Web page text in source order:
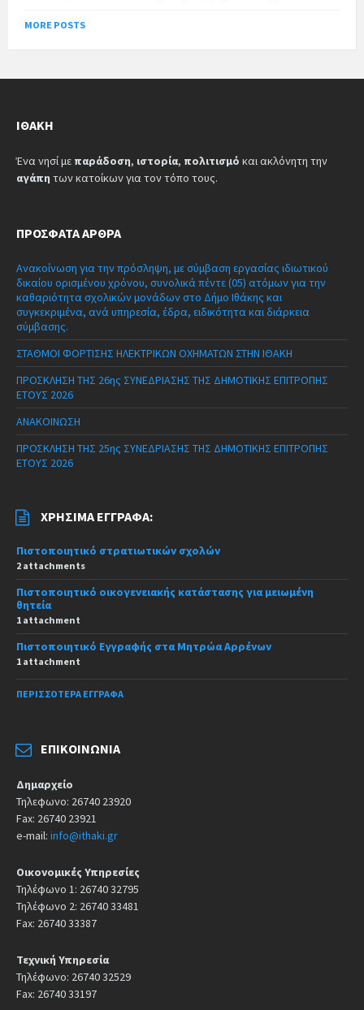
MORE POSTS
ΙΘΆΚΗ
Ένα νησί με παράδοση, ιστορία, πολιτισμό και ακλόνητη την
αγάπη των κατοίκων για τον τόπο τους.
ΠΡΌΣΦΑΤΑ ΆΡΘΡΑ
Ανακοίνωση για την πρόσληψη, με σύμβαση εργασίας ιδιωτικού
δικαίου ορισμένου χρόνου, συνολικά πέντε (05) ατόμων για την
καθαριότητα σχολικών μονάδων στο Δήμο Ιθάκης και
συγκεκριμένα, ανά υπηρεσία, έδρα, ειδικότητα και διάρκεια
σύμβασης.
ΣΤΑΘΜΟΙ ΦΟΡΤΙΣΗΣ ΗΛΕΚΤΡΙΚΩΝ ΟΧΗΜΑΤΩΝ ΣΤΗΝ ΙΘΑΚΗ
ΠΡΟΣΚΛΗΣΗ ΤΗΣ 26ης ΣΥΝΕΔΡΙΑΣΗΣ ΤΗΣ ΔΗΜΟΤΙΚΗΣ ΕΠΙΤΡΟΠΗΣ
ΕΤΟΥΣ 2026
ΑΝΑΚΟΙΝΩΣΗ
ΠΡΟΣΚΛΗΣΗ ΤΗΣ 25ης ΣΥΝΕΔΡΙΑΣΗΣ ΤΗΣ ΔΗΜΟΤΙΚΗΣ ΕΠΙΤΡΟΠΗΣ
ΕΤΟΥΣ 2026
ΧΡΉΣΙΜΑ ΈΓΓΡΑΦΑ:
Πιστοποιητικό στρατιωτικών σχολών
2 attachments
Πιστοποιητικό οικογενειακής κατάστασης για μειωμένη
θητεία
1 attachment
Πιστοποιητικό Εγγραφής στα Μητρώα Αρρένων
1 attachment
ΠΕΡΙΣΣΌΤΕΡΑ ΈΓΓΡΑΦΑ
ΕΠΙΚΟΙΝΩΝΊΑ
Δημαρχείο
Τηλεφωνο: 26740 23920
Fax: 26740 23921
e-mail: info@ithaki.gr
Οικονομικές Υπηρεσίες
Τηλέφωνο 1: 26740 32795
Τηλέφωνο 2: 26740 33481
Fax: 26740 33387
Τεχνική Υπηρεσία
Τηλέφωνο: 26740 32529
Fax: 26740 33197